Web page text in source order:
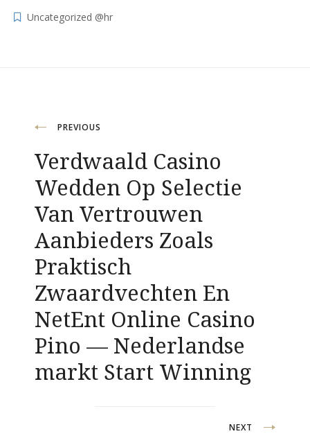
Uncategorized @hr
Navigacija
objava
PREVIOUS
Verdwaald Casino
Wedden Op Selectie
Van Vertrouwen
Aanbieders Zoals
Praktisch
Zwaardvechten En
NetEnt Online Casino
Pino — Nederlandse
markt Start Winning
NEXT